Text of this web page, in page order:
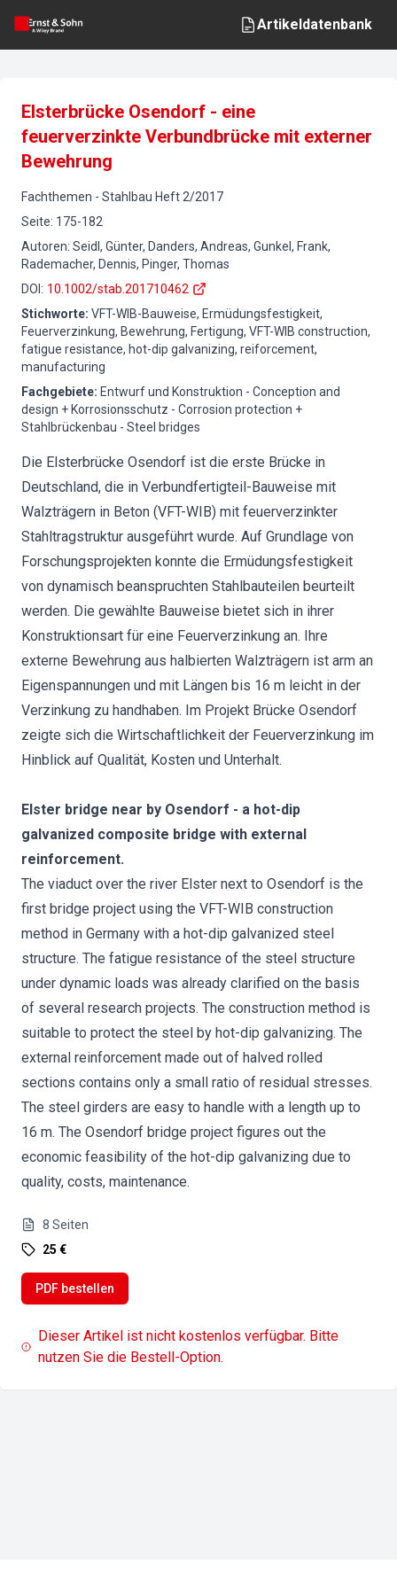
Artikeldatenbank
Elsterbrücke Osendorf - eine
feuerverzinkte Verbundbrücke mit externer
Bewehrung
Fachthemen - Stahlbau Heft 2/2017
Seite: 175-182
Autoren: Seidl, Günter, Danders, Andreas, Gunkel, Frank,
Rademacher, Dennis, Pinger, Thomas
DOI : 10.1002/stab.201710462
Stichworte: VFT-WIB-Bauweise, Ermüdungsfestigkeit,
Feuerverzinkung, Bewehrung, Fertigung, VFT-WIB construction,
fatigue resistance, hot-dip galvanizing, reiforcement,
manufacturing
Fachgebiete: Entwurf und Konstruktion - Conception and
design + Korrosionsschutz - Corrosion protection +
Stahlbrückenbau - Steel bridges
Die Elsterbrücke Osendorf ist die erste Brücke in
Deutschland, die in Verbundfertigteil-Bauweise mit
Walzträgern in Beton (VFT-WIB) mit feuerverzinkter
Stahltragstruktur ausgeführt wurde. Auf Grundlage von
Forschungsprojekten konnte die Ermüdungsfestigkeit
von dynamisch beanspruchten Stahlbauteilen beurteilt
werden. Die gewählte Bauweise bietet sich in ihrer
Konstruktionsart für eine Feuerverzinkung an. Ihre
externe Bewehrung aus halbierten Walzträgern ist arm an
Eigenspannungen und mit Längen bis 16 m leicht in der
Verzinkung zu handhaben. Im Projekt Brücke Osendorf
zeigte sich die Wirtschaftlichkeit der Feuerverzinkung im
Hinblick auf Qualität, Kosten und Unterhalt.
Elster bridge near by Osendorf - a hot-dip
galvanized composite bridge with external
reinforcement.
The viaduct over the river Elster next to Osendorf is the
first bridge project using the VFT-WIB construction
method in Germany with a hot-dip galvanized steel
structure. The fatigue resistance of the steel structure
under dynamic loads was already clarified on the basis
of several research projects. The construction method is
suitable to protect the steel by hot-dip galvanizing. The
external reinforcement made out of halved rolled
sections contains only a small ratio of residual stresses.
The steel girders are easy to handle with a length up to
16 m. The Osendorf bridge project figures out the
economic feasibility of the hot-dip galvanizing due to
quality, costs, maintenance.
8 Seiten
25 €
PDF bestellen
Dieser Artikel ist nicht kostenlos verfügbar. Bitte
nutzen Sie die Bestell-Option.